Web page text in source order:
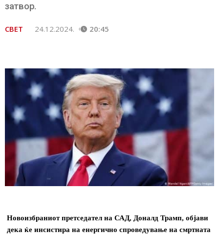
затвор.
СВЕТ 24.12.2024. 20:45
Новоизбраниот претседател на САД, Доналд Трамп, објави
дека ќе инсистира на енергично спроведување на смртната